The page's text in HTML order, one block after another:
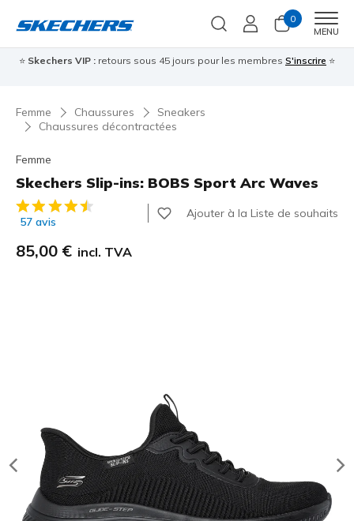
0
MENU
⭐ Skechers VIP : retours sous 45 jours pour les membres S'inscrire ⭐
Femme Chaussures
Sneakers
Chaussures décontractées
Femme
Skechers Slip-ins: BOBS Sport Arc Waves
Évaluation client 3,9 sur 5
57 avis
Ajouter à la Liste de souhaits
85,00 € incl. TVA